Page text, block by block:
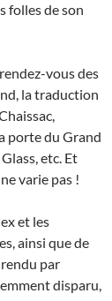
folles de son
vous des
la traduction
porte du Grand
etc. Et
varie pas !
et les
ainsi que de
par
disparu,